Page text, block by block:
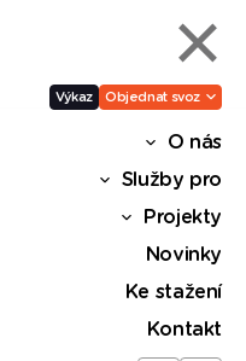
O nás
Služby pro
Projekty
Novinky
Ke stažení
Kontakt
Výkaz Objednat svoz
i záruku za
ceny